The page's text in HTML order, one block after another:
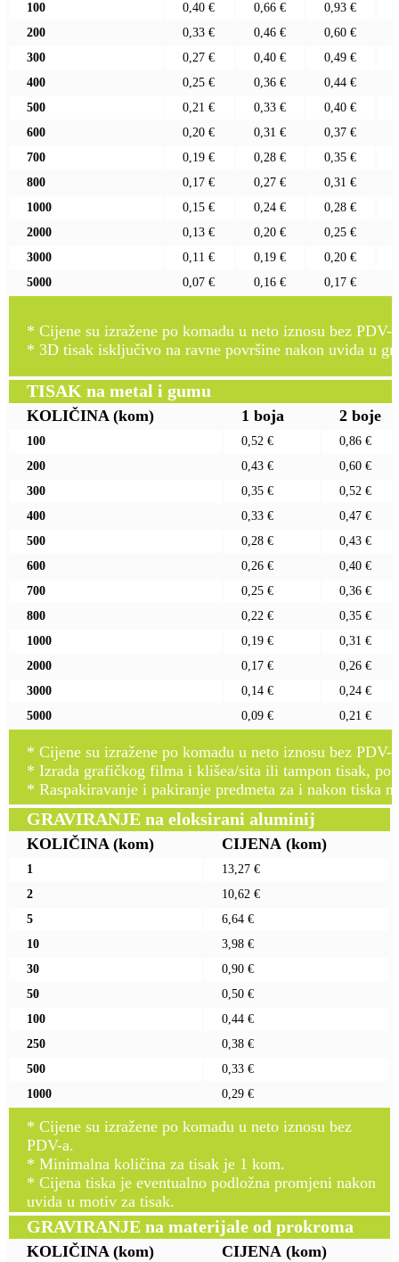
100 0,40 € 0,66 € 0,93 €
200
0,33 € 0,46 € 0,60 €
300
0,27 € 0,40 € 0,49 €
400
0,25 € 0,36 € 0,44 €
500
0,21 € 0,33 € 0,40 €
600
0,20 € 0,31 € 0,37 €
700
0,19 € 0,28 € 0,35 €
800
0,17 € 0,27 € 0,31 €
1000
0,15 € 0,24 € 0,28 €
2000
0,13 € 0,20 € 0,25 €
3000
0,11 € 0,19 € 0,20 €
5000
0,07 € 0,16 € 0,17 €
* Cijene su izražene po komadu u neto iznosu bez PDV-
* 3D tisak isključivo na ravne površine nakon uvida u
TISAK na metal i gumu
KOLIČINA (kom) 1 boja 2 boje
100 0,52 €
0,86 €
200
0,43 €
0,60 €
300
0,35 €
0,52 €
400
0,33 €
0,47 €
500
0,28 €
0,43 €
600
0,26 €
0,40 €
700
0,25 €
0,36 €
800
0,22 €
0,35 €
1000
0,19 €
0,31 €
2000
0,17 €
0,26 €
3000
0,14 €
0,24 €
5000
0,09 € 0,21 €
* Cijene su izražene po komadu u neto iznosu bez PDV-
* Izrada grafičkog filma i klišea/sita ili tampon tisak, po
* Raspakiravanje i pakiranje predmeta za i nakon tiska
GRAVIRANJE na eloksirani aluminij
KOLIČINA (kom) CIJENA (kom)
1
13,27 €
2
10,62 €
5
6,64 €
10
3,98 €
30
0,90 €
50
0,50 €
100
0,44 €
250
0,38 €
500
0,33 €
1000
0,29 €
* Cijene su izražene po komadu u neto iznosu bez
PDV-a.
* Minimalna količina za tisak je 1 kom.
* Cijena tiska je eventualno podložna promjeni nakon
uvida u motiv za tisak.
GRAVIRANJE na materijale od prokroma
KOLIČINA (kom) CIJENA (kom)